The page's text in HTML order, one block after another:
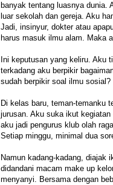
banyak tentang luasnya dunia.
luar sekolah dan gereja. Aku
Jadi, insinyur, dokter atau
harus masuk ilmu alam. Maka
Ini keputusan yang keliru. Aku
terkadang aku berpikir
sudah berpikir soal ilmu sosial?
Di kelas baru, teman-temanku
jurusan. Aku suka ikut
aku jadi pengurus klub olah
Setiap minggu, minimal dua
Namun kadang-kadang, diajak
didandani macam make up
menyanyi. Bersama dengan